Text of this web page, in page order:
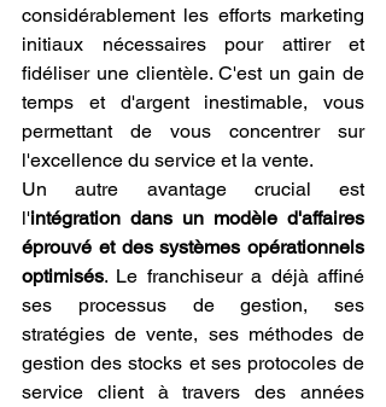
considérablement les efforts marketing
initiaux nécessaires pour attirer et
fidéliser une clientèle. C'est un gain de
temps et d'argent inestimable, vous
permettant de vous concentrer sur
l'excellence du service et la vente.
Un autre avantage crucial est
l'intégration dans un modèle d'affaires
éprouvé et des systèmes opérationnels
optimisés. Le franchiseur a déjà affiné
ses processus de gestion, ses
stratégies de vente, ses méthodes de
gestion des stocks et ses protocoles de
service client à travers des années